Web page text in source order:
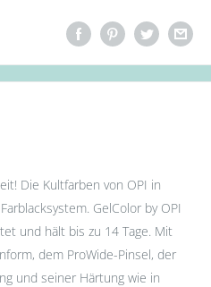
Die Kultfarben von OPI in
GelColor by OPI
und hält bis zu 14 Tage. Mit
dem ProWide-Pinsel, der
und seiner Härtung wie in